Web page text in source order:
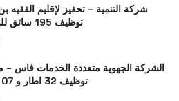
شركة التنمية – تحفيز لإقليم الفقيه
توظيف 195 سائق للنقل المدرسي
الشركة الجهوية متعددة الخدمات فاس –
توظيف 32 اطار و 07 أعوان المهارة